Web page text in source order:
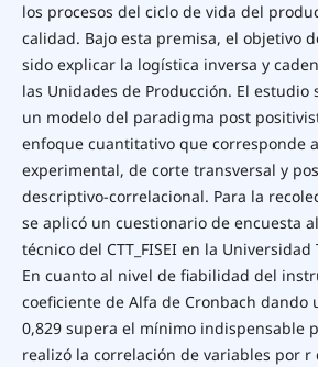
los procesos del ciclo de vida del
calidad. Bajo esta premisa, el objetivo
sido explicar la logística inversa y
las Unidades de Producción. El
un modelo del paradigma post
enfoque cuantitativo que corresponde
experimental, de corte transversal y
descriptivo-correlacional. Para la
se aplicó un cuestionario de encuesta
técnico del CTT_FISEI en la
En cuanto al nivel de fiabilidad del
coeficiente de Alfa de Cronbach dando
0,829 supera el mínimo indispensable
realizó la correlación de variables por r